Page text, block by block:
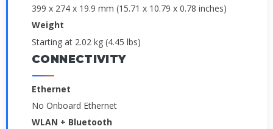
399 x 274 x 19.9 mm (15.71 x 10.79 x 0.78 inches)
Weight
Starting at 2.02 kg (4.45 lbs)
CONNECTIVITY
Ethernet
No Onboard Ethernet
WLAN + Bluetooth